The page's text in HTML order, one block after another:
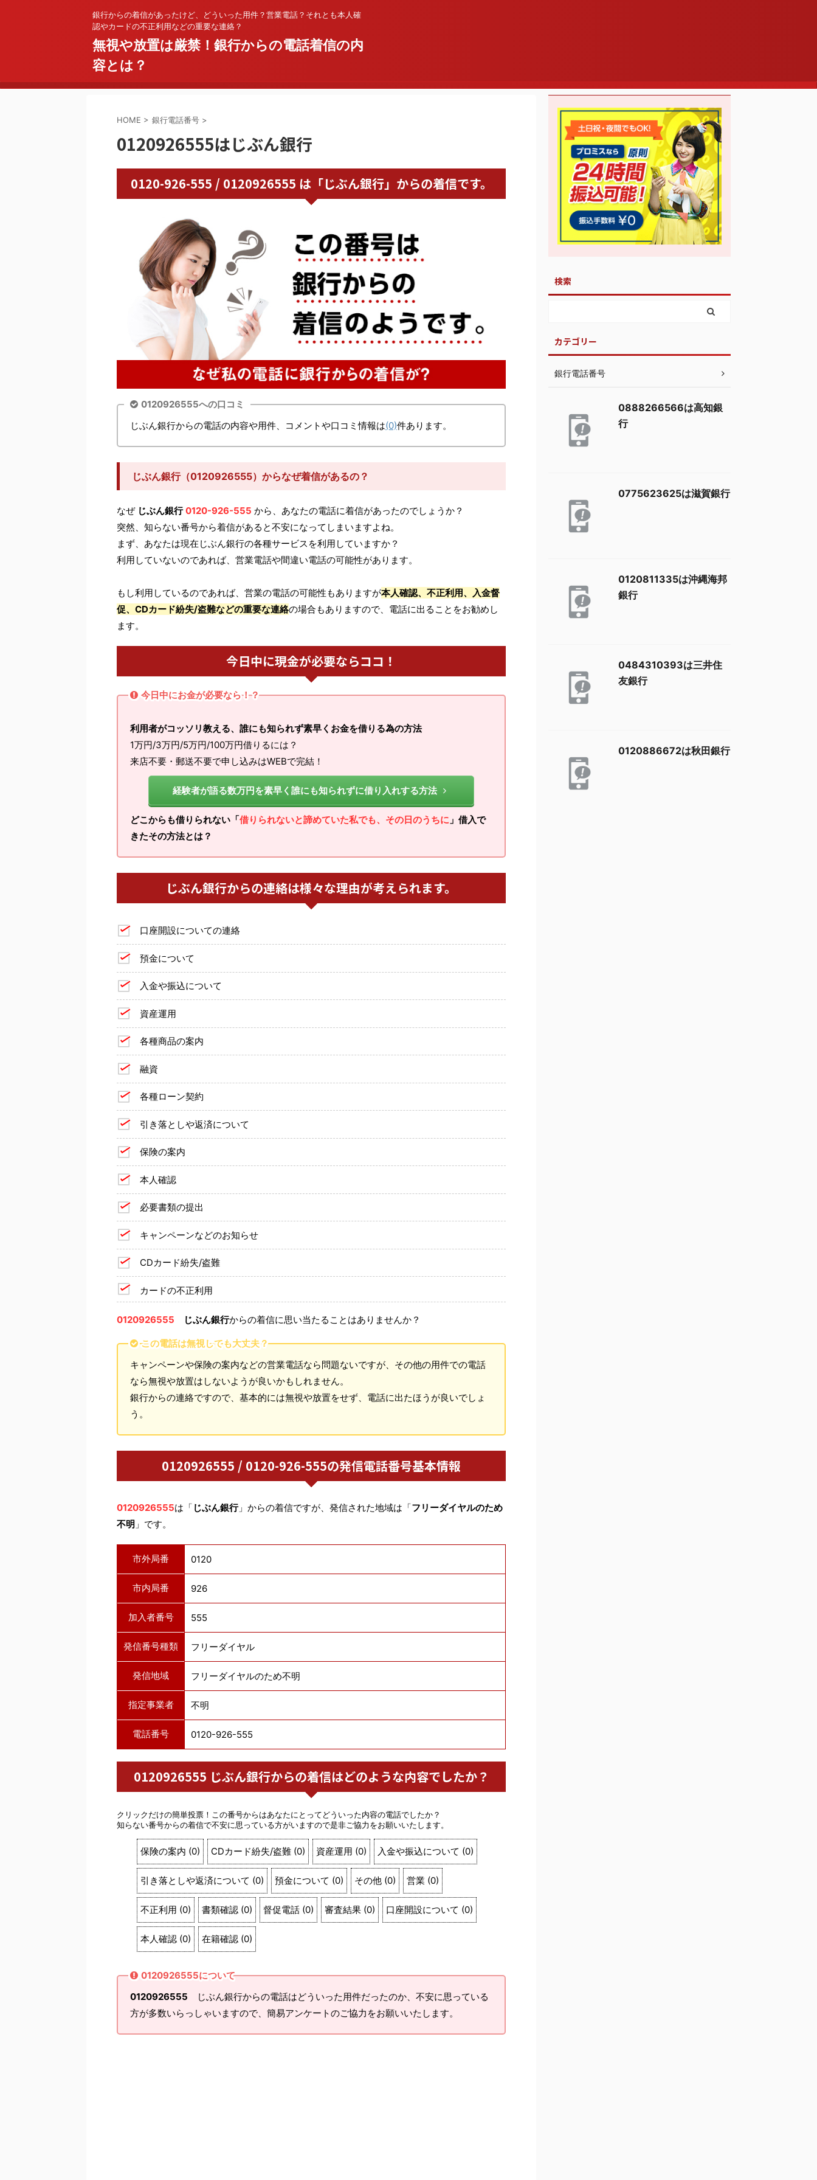
銀行からの着信があったけど、どういった用件？営業電話？それとも本人確
認やカードの不正利用などの重要な連絡？
無視や放置は厳禁！銀行からの電話着信の内
容とは？
HOME > 銀行電話番号 >
0120926555はじぶん銀行
0120-926-555 / 0120926555 は「じぶん銀行」からの着信です。
0120926555への口コミ
じぶん銀行からの電話の内容や用件、コメントや口コミ情報は(0)件あります。
じぶん銀行（0120926555）からなぜ着信があるの？
なぜ じぶん銀行 0120-926-555 から、あなたの電話に着信があったのでしょうか？
突然、知らない番号から着信があると不安になってしまいますよね。
まず、あなたは現在じぶん銀行の各種サービスを利用していますか？
利用していないのであれば、営業電話や間違い電話の可能性があります。
もし利用しているのであれば、営業の電話の可能性もありますが本人確認、不正利用、入金督
促、CDカード紛失/盗難などの重要な連絡の場合もありますので、電話に出ることをお勧めし
ます。
今日中に現金が必要ならココ！
今日中にお金が必要なら！？
利用者がコッソリ教える、誰にも知られず素早くお金を借りる為の方法
1万円/3万円/5万円/100万円借りるには？
来店不要・郵送不要で申し込みはWEBで完結！
経験者が語る数万円を素早く誰にも知られずに借り入れする方法
どこからも借りられない「借りられないと諦めていた私でも、その日のうちに 」借入で
きたその方法とは？
じぶん銀行からの連絡は様々な理由が考えられます。
口座開設についての連絡
預金について
入金や振込について
資産運用
各種商品の案内
融資
各種ローン契約
引き落としや返済について
保険の案内
本人確認
必要書類の提出
キャンペーンなどのお知らせ
CDカード紛失/盗難
カードの不正利用
0120926555 じぶん銀行からの着信に思い当たることはありませんか？
この電話は無視しても大丈夫？
キャンペーンや保険の案内などの営業電話なら問題ないですが、その他の用件での電話
なら無視や放置はしないようが良いかもしれません。
銀行からの連絡ですので、基本的には無視や放置をせず、電話に出たほうが良いでしょ
う。
0120926555 / 0120-926-555の発信電話番号基本情報
0120926555は「 じぶん銀行」からの着信ですが、発信された地域は「フリーダイヤルのため
不明 」です。
市外局番 0120
市内局番 926
加入者番号 555
発信番号種類 フリーダイヤル
発信地域 フリーダイヤルのため不明
指定事業者 不明
電話番号 0120-926-555
0120926555 じぶん銀行からの着信はどのような内容でしたか？
クリックだけの簡単投票！この番号からはあなたにとってどういった内容の電話でしたか？
知らない番号からの着信で不安に思っている方がいますので是非ご協力をお願いいたします。
保険の案内 (0) CDカード紛失/盗難 (0) 資産運用 (0) 入金や振込について (0)
引き落としや返済について (0) 預金について (0) その他 (0) 営業 (0)
不正利用 (0) 書類確認 (0) 督促電話 (0) 審査結果 (0) 口座開設について (0)
本人確認 (0) 在籍確認 (0)
0120926555について
0120926555 じぶん銀行からの電話はどういった用件だったのか、不安に思っている
方が多数いらっしゃいますので、簡易アンケートのご協力をお願いいたします。
検索
カテゴリー
銀行電話番号
0888266566は高知銀
行
0775623625は滋賀銀行
0120811335は沖縄海邦
銀行
0484310393は三井住
友銀行
0120886672は秋田銀行